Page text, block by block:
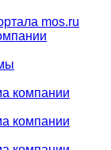
mos.ru
компании
компании